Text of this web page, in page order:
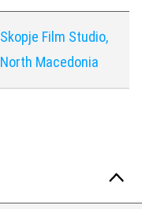
Skopje Film Studio,
North Macedonia